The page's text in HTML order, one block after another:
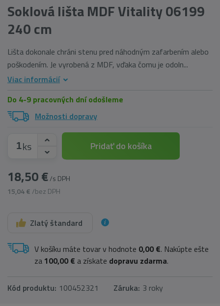
Soklová lišta MDF Vitality 06199
240 cm
Lišta dokonale chráni stenu pred náhodným zafarbením alebo
poškodením. Je vyrobená z MDF, vďaka čomu je odoln...
Viac informácií
Do 4-9 pracovných dní odošleme
Možnosti dopravy
ks
18,50 €/s DPH
15,04 € /bez DPH
Pridať do košíka
Zlatý štandard
V košíku máte tovar v hodnote 0,00 €. Nakúpte ešte
za 100,00 € a získate dopravu zdarma.
Kód produktu: 100452321 Záruka: 3 roky